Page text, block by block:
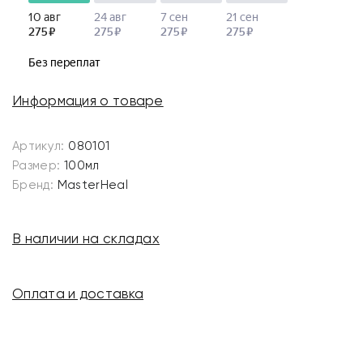
Информация о товаре
Артикул: 080101
Размер: 100мл
Бренд: MasterHeal
В наличии на складах
Оплата и доставка